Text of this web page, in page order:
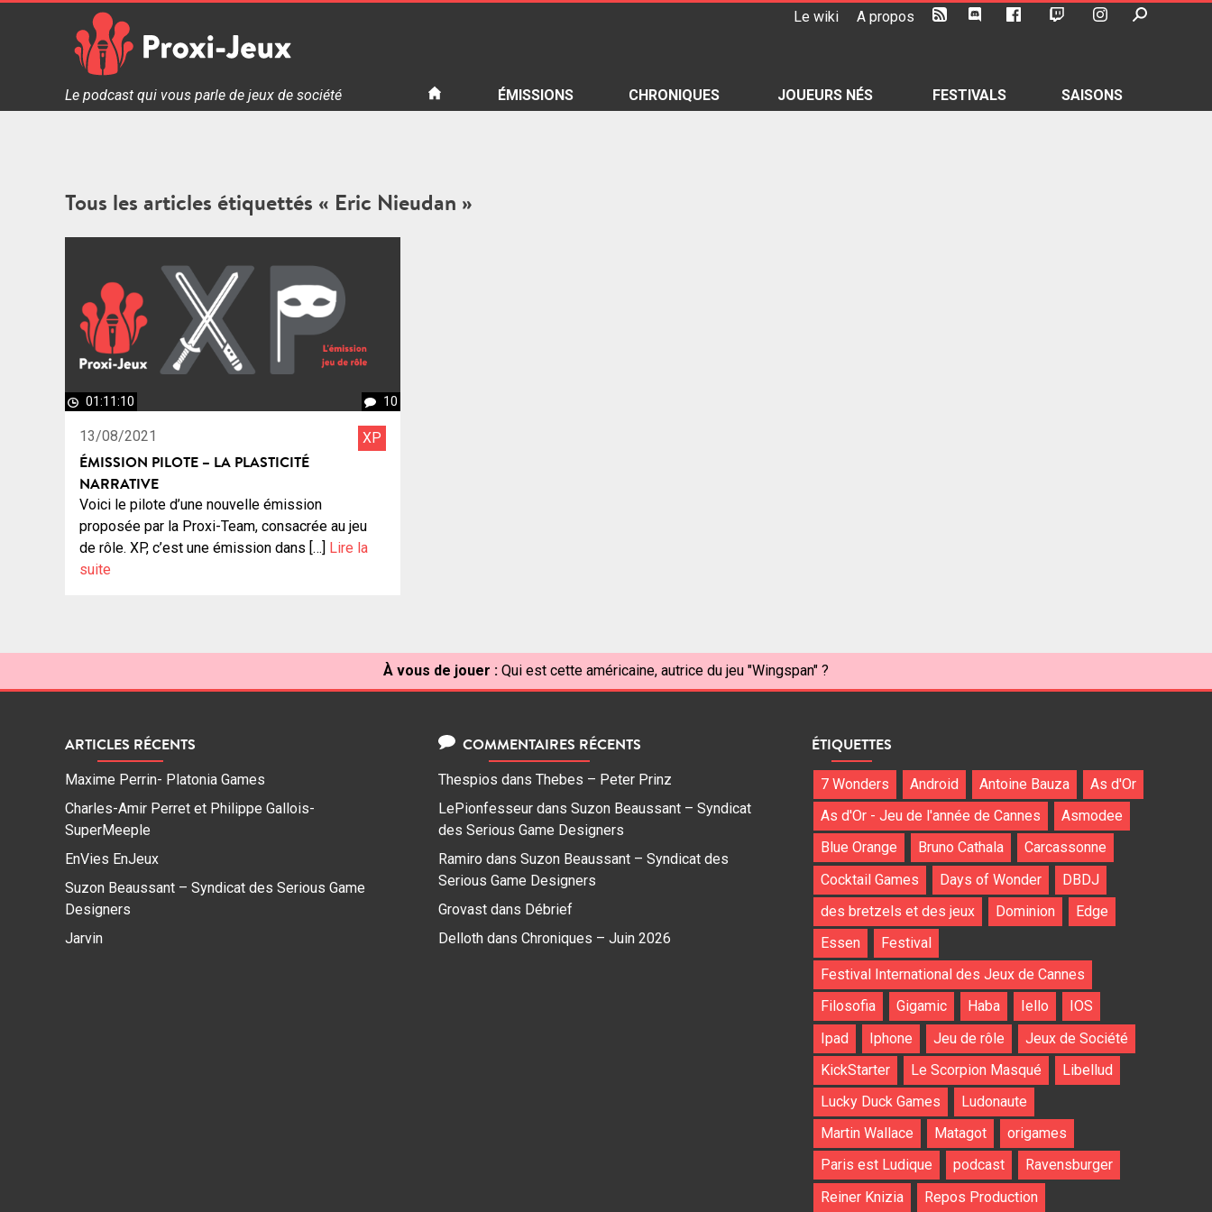
Le wiki A propos
Proxi Jeux - Le podcast qui vous parle de jeux de société
Le podcast qui vous parle de jeux de société ÉMISSIONS CHRONIQUES JOUEURS NÉS FESTIVALS SAISONS
Tous les articles étiquettés « Eric Nieudan »
01:11:10 10
13/08/2021 XP
ÉMISSION PILOTE – LA PLASTICITÉ
NARRATIVE
Voici le pilote d’une nouvelle émission
proposée par la Proxi-Team, consacrée au jeu
de rôle. XP, c’est une émission dans […]
Lire la
suite
À vous de jouer : Qui est cette américaine, autrice du jeu "Wingspan" ?
ARTICLES RÉCENTS
Maxime Perrin- Platonia Games
Charles-Amir Perret et Philippe Gallois-
SuperMeeple
EnVies EnJeux
Suzon Beaussant – Syndicat des Serious Game
Designers
Jarvin
COMMENTAIRES RÉCENTS
Thespios dans Thebes – Peter Prinz
LePionfesseur dans Suzon Beaussant – Syndicat
des Serious Game Designers
Ramiro dans Suzon Beaussant – Syndicat des
Serious Game Designers
Grovast dans Débrief
Delloth dans Chroniques – Juin 2026
ÉTIQUETTES
7 Wonders Android Antoine Bauza
As d'Or
As d'Or - Jeu de l'année de Cannes
Asmodee
Blue Orange
Bruno Cathala
Carcassonne
Cocktail Games
Days of Wonder
DBDJ
des bretzels et des jeux
Dominion
Edge
Essen
Festival
Festival International des Jeux de Cannes
Filosofia
Gigamic Haba Iello
IOS
Ipad
Iphone Jeu de rôle
Jeux de Société
KickStarter
Le Scorpion Masqué
Libellud
Lucky Duck Games
Ludonaute
Martin Wallace
Matagot
origames
Paris est Ludique
podcast
Ravensburger
Reiner Knizia
Repos Production